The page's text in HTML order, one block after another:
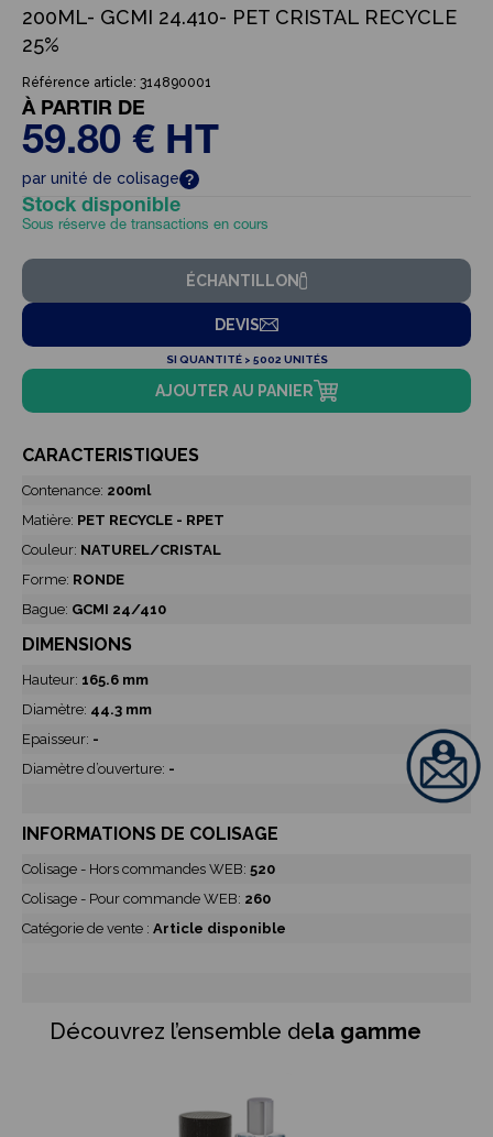
200ML- GCMI 24.410- PET CRISTAL RECYCLE
25%
Référence article: 314890001
À PARTIR DE
59.80 € HT
par unité de colisage
Stock disponible
Sous réserve de transactions en cours
ÉCHANTILLON
DEVIS
SI QUANTITÉ > 5002 UNITÉS
AJOUTER AU PANIER
CARACTERISTIQUES
Contenance: 200ml
Matière: PET RECYCLE - RPET
Couleur: NATUREL/CRISTAL
Forme: RONDE
Bague: GCMI 24/410
DIMENSIONS
Hauteur: 165.6 mm
Diamètre: 44.3 mm
Epaisseur: -
Diamètre d’ouverture: -
INFORMATIONS DE COLISAGE
Colisage - Hors commandes WEB: 520
Colisage - Pour commande WEB: 260
Catégorie de vente : Article disponible
Découvrez l’ensemble dela gamme